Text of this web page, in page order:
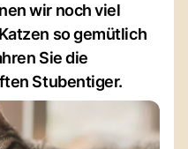
wir noch viel
so gemütlich
Sie die
Stubentiger.